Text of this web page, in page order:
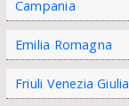
Campania
Emilia Romagna
Friuli Venezia Giulia